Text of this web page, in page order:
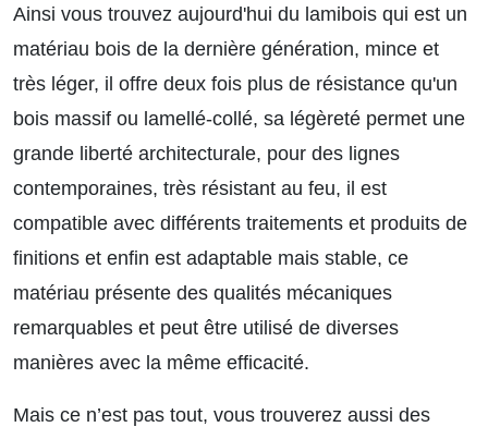
Ainsi vous trouvez aujourd'hui du lamibois qui est un
matériau bois de la dernière génération, mince et
très léger, il offre deux fois plus de résistance qu'un
bois massif ou lamellé-collé, sa légèreté permet une
grande liberté architecturale, pour des lignes
contemporaines, très résistant au feu, il est
compatible avec différents traitements et produits de
finitions et enfin est adaptable mais stable, ce
matériau présente des qualités mécaniques
remarquables et peut être utilisé de diverses
manières avec la même efficacité.
Mais ce n’est pas tout, vous trouverez aussi des